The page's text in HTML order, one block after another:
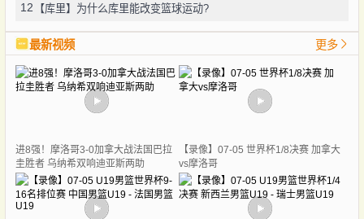
12 【库里】为什么库里能改变篮球运动?
最新视频 更多
进8强！摩洛哥3-0加拿大战法国巴拉
圭胜者 乌纳希双响迪亚斯两助
【录像】07-05 世界杯1/8决赛 加拿大
vs摩洛哥